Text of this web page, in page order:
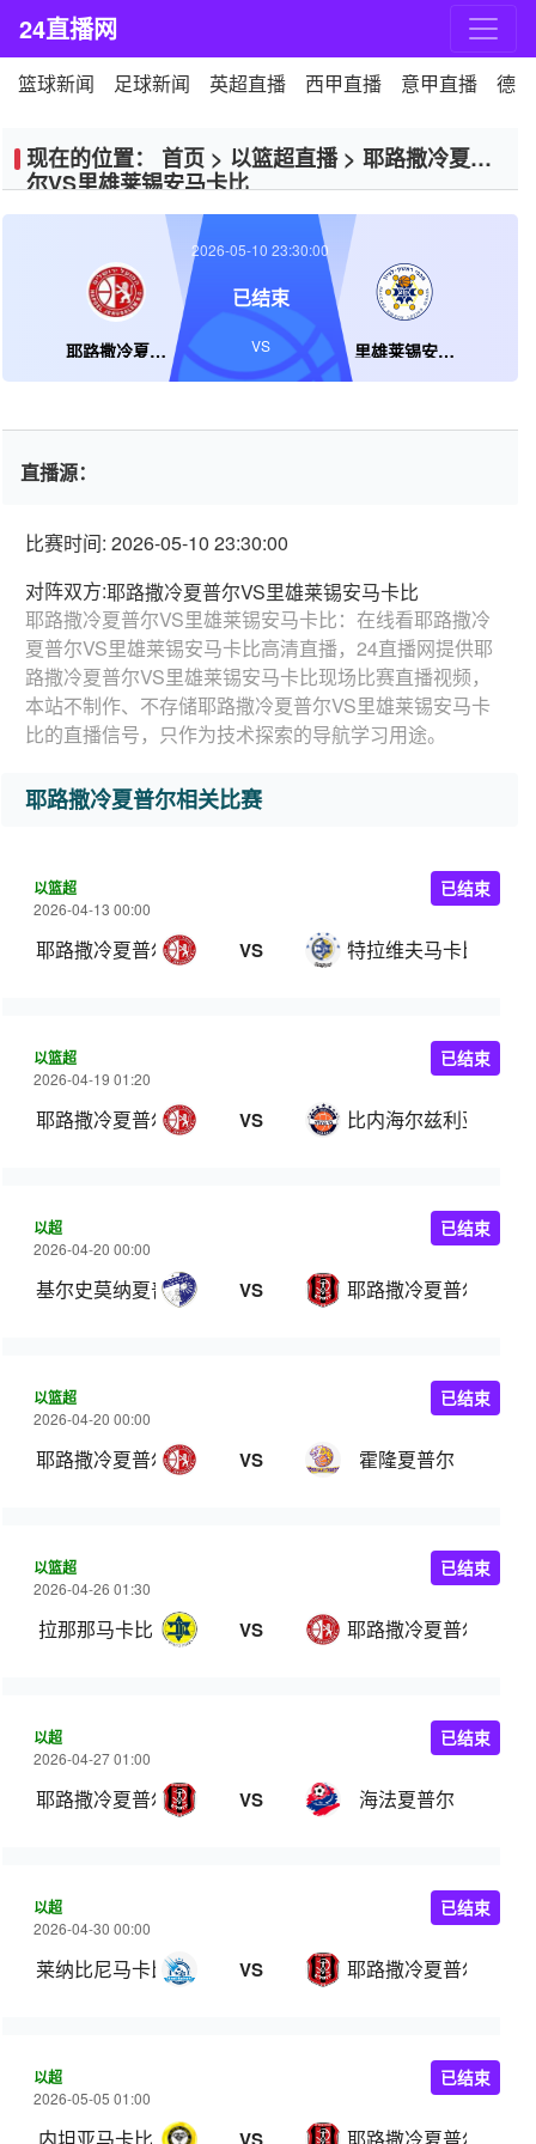
24直播网
篮球新闻 足球新闻 英超直播 西甲直播 意甲直播 德
现在的位置： 首页 > 以篮超直播> 耶路撒冷夏普
尔VS里雄莱锡安马卡比
耶路撒冷夏普尔 里雄莱锡安马卡比
2026-05-10 23:30:00
已结束
VS
直播源：
比赛时间: 2026-05-10 23:30:00
对阵双方:耶路撒冷夏普尔VS里雄莱锡安马卡比
耶路撒冷夏普尔VS里雄莱锡安马卡比：在线看耶路撒冷
夏普尔VS里雄莱锡安马卡比高清直播，24直播网提供耶
路撒冷夏普尔VS里雄莱锡安马卡比现场比赛直播视频，
本站不制作、不存储耶路撒冷夏普尔VS里雄莱锡安马卡
比的直播信号，只作为技术探索的导航学习用途。
耶路撒冷夏普尔相关比赛
以篮超
2026-04-13 00:00
耶路撒冷夏普尔 VS 特拉维夫马卡比
已结束
以篮超
2026-04-19 01:20
耶路撒冷夏普尔 VS 比内海尔兹利亚
已结束
以超
2026-04-20 00:00
基尔史莫纳夏普尔 VS 耶路撒冷夏普尔
已结束
以篮超
2026-04-20 00:00
耶路撒冷夏普尔 VS 霍隆夏普尔
已结束
以篮超
2026-04-26 01:30
拉那那马卡比 VS 耶路撒冷夏普尔
已结束
以超
2026-04-27 01:00
耶路撒冷夏普尔 VS 海法夏普尔
已结束
以超
2026-04-30 00:00
莱纳比尼马卡比 VS 耶路撒冷夏普尔
已结束
以超
2026-05-05 01:00
已结束